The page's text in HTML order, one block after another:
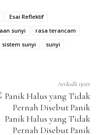
Esai Reflektif
sunyi
rasa terancam
sistem sunyi
sunyi
Artikulli tjetër
Panik Halus yang Tidak
Pernah Disebut Panik